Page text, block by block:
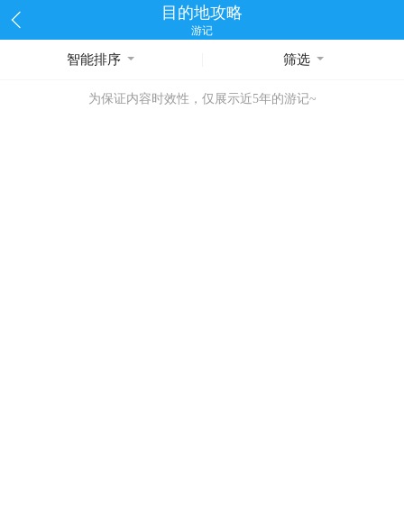
目的地攻略
游记
智能排序 筛选
为保证内容时效性，仅展示近5年的游记~